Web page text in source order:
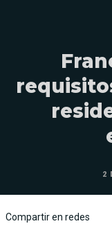
2
Compartir en redes